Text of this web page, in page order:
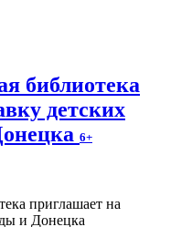
библиотека
детских
6+